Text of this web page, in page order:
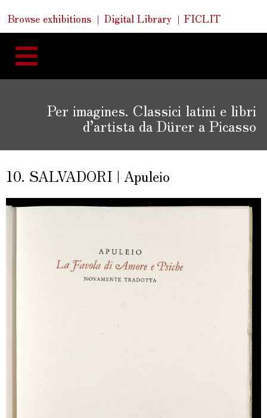
navigation
Quick
Links
Browse exhibitions Digital Library FICLIT
Per imagines. Classici latini e libri
d’artista da Dürer a Picasso
10. SALVADORI | Apuleio